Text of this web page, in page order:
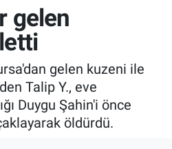
gelen
gelen kuzeni ile
Talip Y., eve
Duygu Şahin'i önce
öldürdü.
ve Fikstür